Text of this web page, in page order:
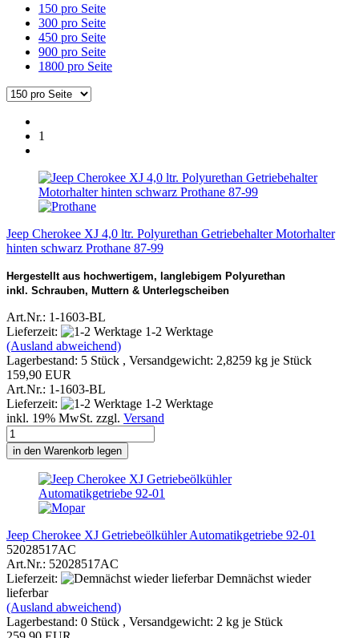
150 pro Seite
300 pro Seite
450 pro Seite
900 pro Seite
1800 pro Seite
1
Jeep Cherokee XJ 4,0 ltr. Polyurethan Getriebehalter Motorhalter
hinten schwarz Prothane 87-99
Hergestellt aus hochwertigem, langlebigem Polyurethan
inkl. Schrauben, Muttern & Unterlegscheiben
Art.Nr.: 1-1603-BL
Lieferzeit:
1-2 Werktage
(Ausland abweichend)
Lagerbestand: 5 Stück , Versandgewicht: 2,8259 kg je Stück
159,90 EUR
Art.Nr.: 1-1603-BL
Lieferzeit:
1-2 Werktage
inkl. 19% MwSt. zzgl. Versand
in den Warenkorb legen
Jeep Cherokee XJ Getriebeölkühler Automatikgetriebe 92-01
52028517AC
Art.Nr.: 52028517AC
Lieferzeit:
Demnächst wieder
lieferbar
(Ausland abweichend)
Lagerbestand: 0 Stück , Versandgewicht: 2 kg je Stück